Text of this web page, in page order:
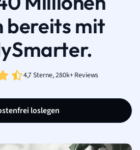
bereits mit
4,7 Sterne, 280k+ Reviews
loslegen